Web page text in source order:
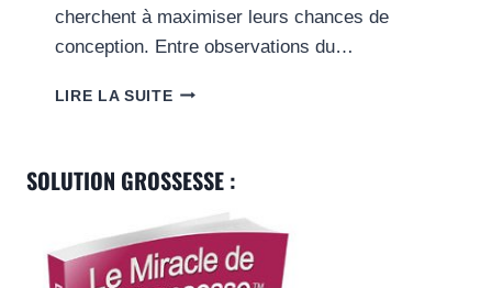
cherchent à maximiser leurs chances de
conception. Entre observations du…
LIRE LA SUITECOMMENT
DANS
COL
DE
L’UTÉRUS
SOLUTION GROSSESSE :